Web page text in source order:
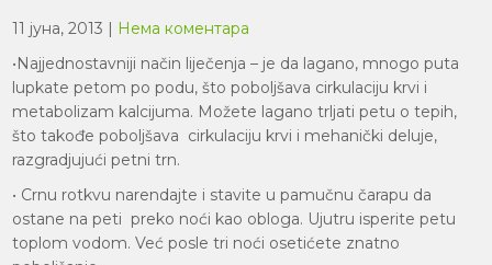
11 јуна, 2013 | Нема коментара
•Najjednostavniji način liječenja – je da lagano, mnogo puta
lupkate petom po podu, što poboljšava cirkulaciju krvi i
metabolizam kalcijuma. Možete lagano trljati petu o tepih,
što takođe poboljšava cirkulaciju krvi i mehanički deluje,
razgradjujući petni trn.
• Crnu rotkvu narendajte i stavite u pamučnu čarapu da
ostane na peti preko noći kao obloga. Ujutru isperite petu
toplom vodom. Već posle tri noći osetićete znatno